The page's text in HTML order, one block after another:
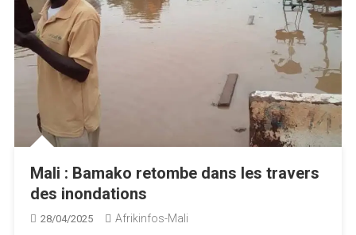
Mali : Bamako retombe dans les travers
des inondations
28/04/2025 Afrikinfos-Mali